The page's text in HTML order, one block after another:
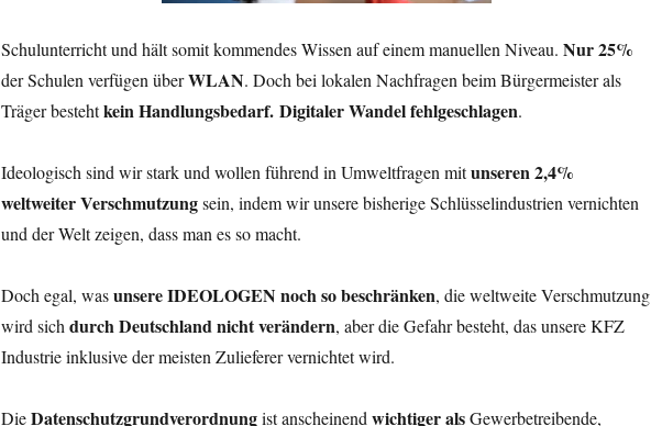
Schulunterricht und hält somit kommendes Wissen auf einem manuellen Niveau. Nur 25%
der Schulen verfügen überWLAN. Doch bei lokalen Nachfragen beim Bürgermeister als
Träger bestehtkein Handlungsbedarf. Digitaler Wandel fehlgeschlagen.
Ideologisch sind wir stark und wollen führend in Umweltfragen mitunseren 2,4%
weltweiter Verschmutzungsein, indem wir unsere bisherige Schlüsselindustrien vernichten
und der Welt zeigen, dass man es so macht.
Doch egal, wasunsere IDEOLOGEN noch so beschränken, die weltweite Verschmutzung
wird sich durch Deutschland nicht verändern, aber die Gefahr besteht, das unsere KFZ
Industrie inklusive der meisten Zulieferer vernichtet wird.
DieDatenschutzgrundverordnungist anscheinend wichtiger alsGewerbetreibende,